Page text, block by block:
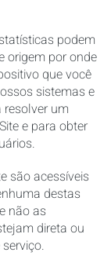
podem
origem por onde
que você
sistemas e
um
e para obter
são acessíveis
destas
não as
direta ou